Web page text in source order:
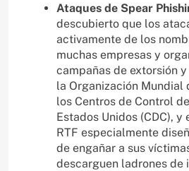
Ataques de Spear
descubierto que los
activamente de los
muchas empresas y
campañas de extorsión
la Organización Mundial
los Centros de Control
Estados Unidos (CDC),
RTF especialmente
de engañar a sus
descarguen ladrones de